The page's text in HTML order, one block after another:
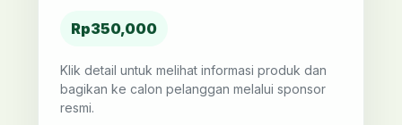
Rp350,000
Klik detail untuk melihat informasi produk dan
bagikan ke calon pelanggan melalui sponsor
resmi.